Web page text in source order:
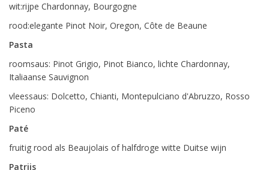
wit:rijpe Chardonnay, Bourgogne
rood:elegante Pinot Noir, Oregon, Côte de Beaune
Pasta
roomsaus: Pinot Grigio, Pinot Bianco, lichte Chardonnay,
Italiaanse Sauvignon
vleessaus: Dolcetto, Chianti, Montepulciano d'Abruzzo, Rosso
Piceno
Paté
fruitig rood als Beaujolais of halfdroge witte Duitse wijn
Patrijs